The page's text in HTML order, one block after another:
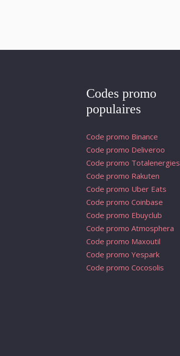
Codes promo
populaires
Code promo Binance
Code promo Deliveroo
Code promo Totalenergies
Code promo Rakuten
Code promo Uber Eats
Code promo Coinbase
Code promo Ebuyclub
Code promo Atmosphera
Code promo Maxoutil
Code promo Yespark
Code promo Cocosolis